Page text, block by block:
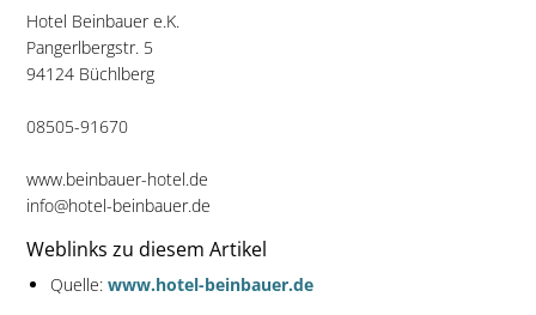
Hotel Beinbauer e.K.
Pangerlbergstr. 5
94124 Büchlberg
08505-91670
www.beinbauer-hotel.de
info@hotel-beinbauer.de
Weblinks zu diesem Artikel
Quelle: www.hotel-beinbauer.de